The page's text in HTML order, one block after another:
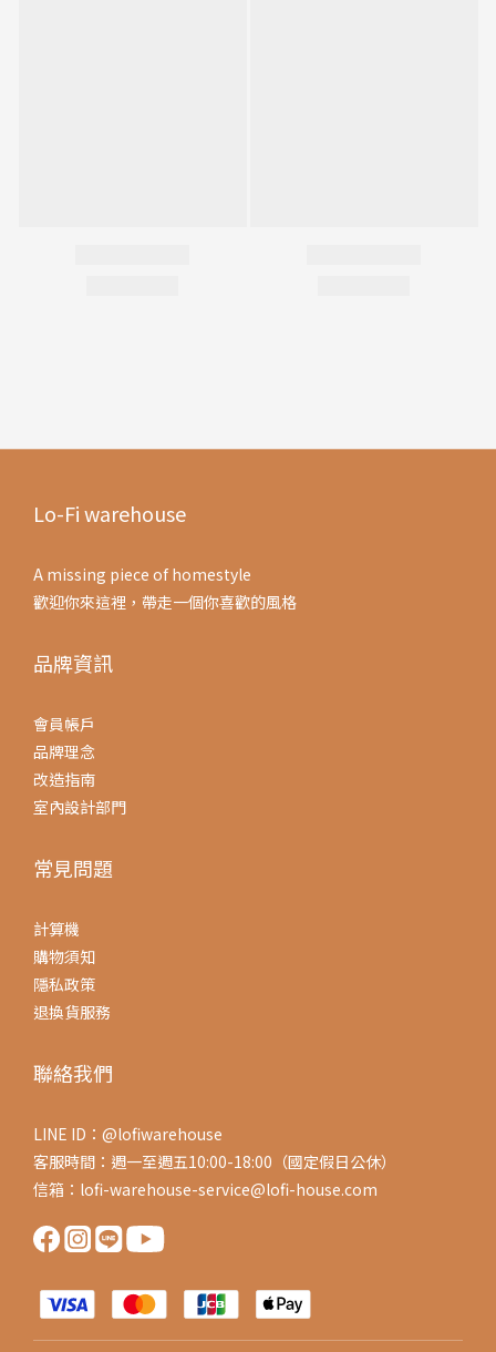
Lo-Fi warehouse
A missing piece of homestyle
歡迎你來這裡，帶走一個你喜歡的風格
品牌資訊
會員帳戶
品牌理念
改造指南
室內設計部門
常見問題
計算機
購物須知
隱私政策
退換貨服務
聯絡我們
LINE ID：@lofiwarehouse
客服時間：週一至週五10:00-18:00（國定假日公休）
信箱：lofi-warehouse-service@lofi-house.com